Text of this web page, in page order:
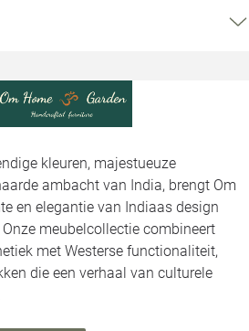
kleuren, majestueuze
ambacht van India, brengt Om
en elegantie van Indiaas design
meubelcollectie combineert
met Westerse functionaliteit,
die een verhaal van culturele